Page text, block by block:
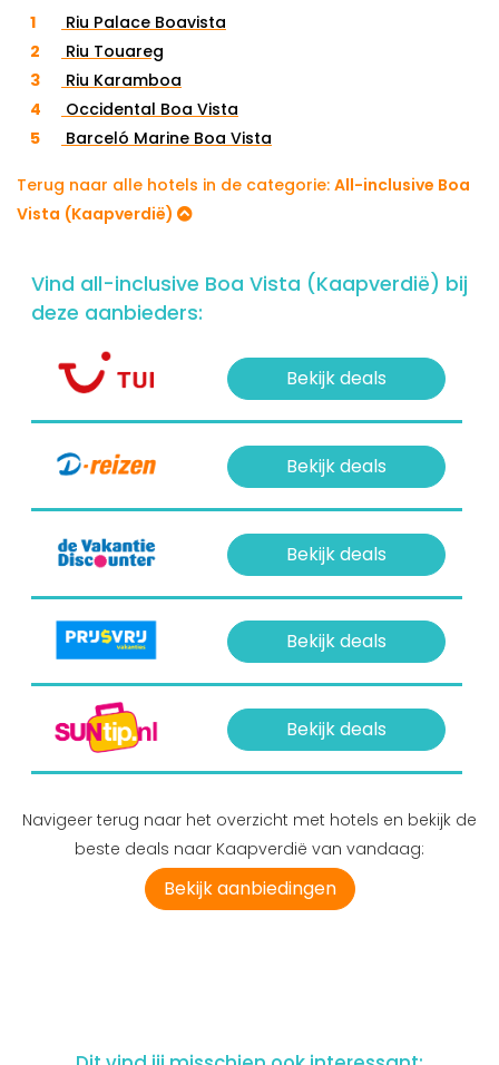
Riu Palace Boavista
Riu Touareg
Riu Karamboa
Occidental Boa Vista
Barceló Marine Boa Vista
Terug naar alle hotels in de categorie: All-inclusive Boa
Vista (Kaapverdië)
Vind all-inclusive Boa Vista (Kaapverdië) bij
deze aanbieders:
Bekijk deals
Bekijk deals
Bekijk deals
Bekijk deals
Bekijk deals
Navigeer terug naar het overzicht met hotels en bekijk de
beste deals naar Kaapverdië van vandaag:
Bekijk aanbiedingen